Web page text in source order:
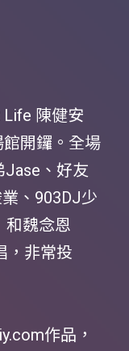
陳健安
開鑼。全場
Jase、好友
、903DJ少
和魏念恩
，非常投
作品，